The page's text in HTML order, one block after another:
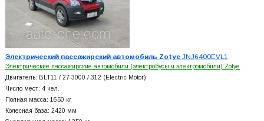
Электрический пассажирский автомобиль ZotyeJNJ6400EVL1
Электрические пассажирские автомобили (электробусы и электромобили) Zotye
Двигатель: BLT11 / 27-3000 / 312 (Electric Motor)
Число мест: 4 чел.
Полная масса: 1650 кг
Колесная база: 2420 мм